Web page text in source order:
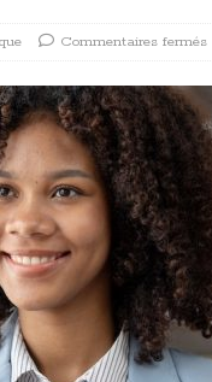
Commentaires fermés